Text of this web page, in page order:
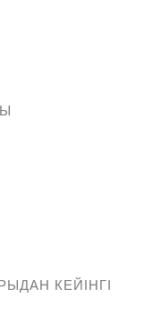
КЕЙІНГІ